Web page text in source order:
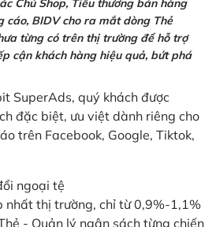
Chủ Shop, Tiểu thương bán hàng
cáo, BIDV cho ra mắt dòng Thẻ
từng có trên thị trường để hỗ trợ
cận khách hàng hiệu quả, bứt phá
SuperAds, quý khách được
đặc biệt, ưu việt dành riêng cho
trên Facebook, Google, Tiktok,
ngoại tệ
nhất thị trường, chỉ từ 0,9%-1,1%
- Quản lý ngân sách từng chiến